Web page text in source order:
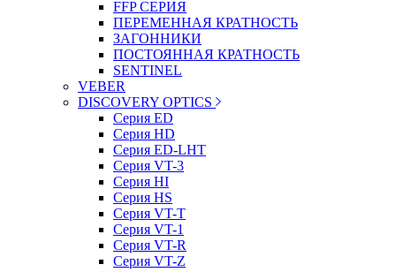
FFP СЕРИЯ
ПЕРЕМЕННАЯ КРАТНОСТЬ
ЗАГОННИКИ
ПОСТОЯННАЯ КРАТНОСТЬ
SENTINEL
VEBER
DISCOVERY OPTICS
Серия ED
Серия HD
Серия ED-LHT
Серия VT-3
Серия HI
Серия HS
Серия VT-T
Серия VT-1
Серия VT-R
Серия VT-Z